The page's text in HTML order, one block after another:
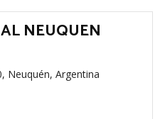
NEUQUEN
Neuquén, Argentina